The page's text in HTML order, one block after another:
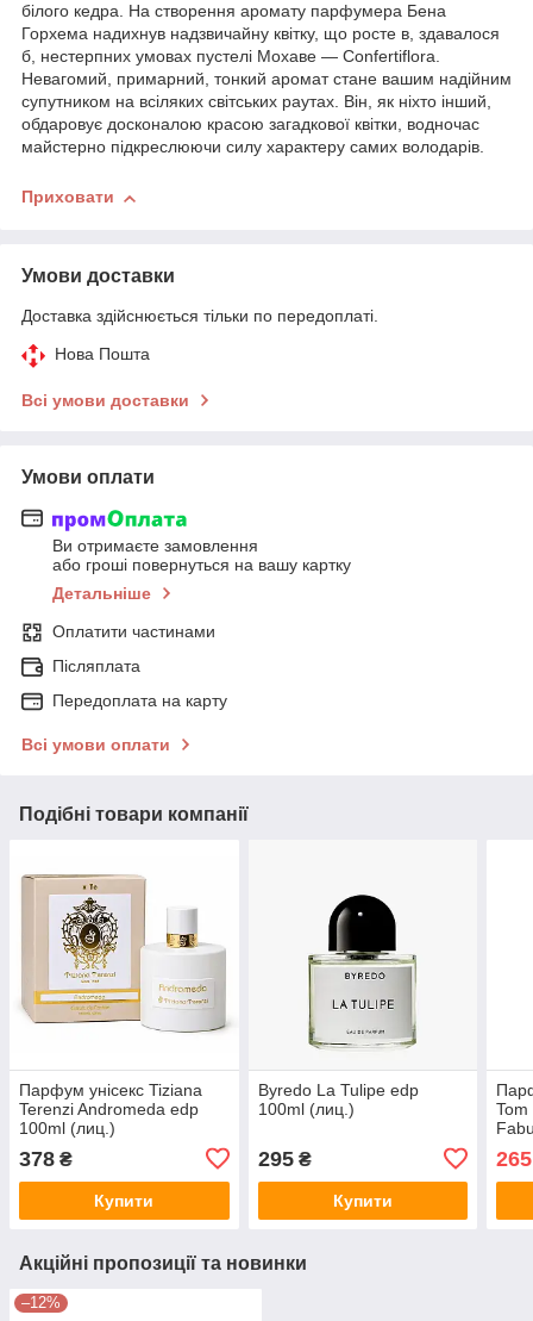
білого кедра. На створення аромату парфумера Бена
Горхема надихнув надзвичайну квітку, що росте в, здавалося
б, нестерпних умовах пустелі Мохаве — Сonfertiflora.
Невагомий, примарний, тонкий аромат стане вашим надійним
супутником на всіляких світських раутах. Він, як ніхто інший,
обдаровує досконалою красою загадкової квітки, водночас
майстерно підкреслюючи силу характеру самих володарів.
Приховати
Умови доставки
Доставка здійснюється тільки по передоплаті.
Нова Пошта
Всі умови доставки
Умови оплати
Ви отримаєте замовлення
або гроші повернуться на вашу картку
Детальніше
Оплатити частинами
Післяплата
Передоплата на карту
Всі умови оплати
Подібні товари компанії
Парфум унісекс Tiziana
Terenzi Andromeda edp
100ml (лиц.)
378 ₴
Купити
Byredo La Tulipe edp
100ml (лиц.)
295₴
Купити
Акційні пропозиції та новинки
–12%